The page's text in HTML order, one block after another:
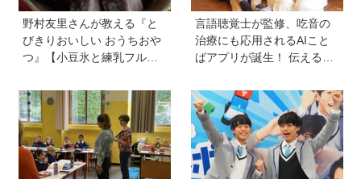
野村友里さんが教える『と
びきりおいしい おうちおや
つ』【小豆氷と練乳フルー
り！ 小学生でもお手伝いで
きる
言語聴覚士が監修、吃音の
治療にも応用されるAIこと
ばアプリが誕生！ 伝える力
める「ことたね」の魅力と
は